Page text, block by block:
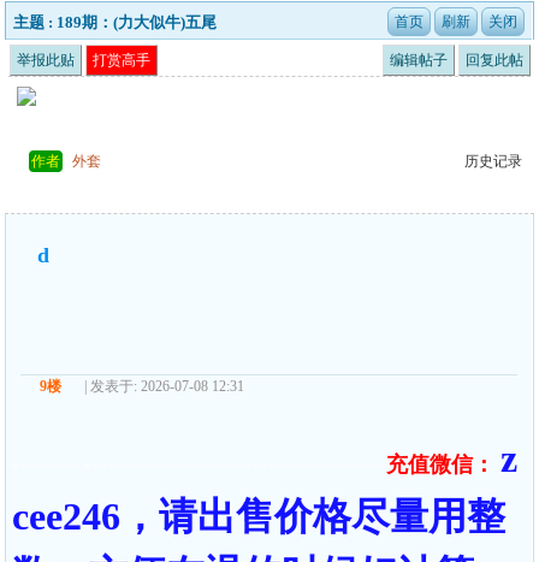
主题 : 189期：(力大似牛)五尾
举报此贴 打赏高手 编辑帖子 回复此帖
作者 外套 历史记录
d
9楼 | 发表于: 2026-07-08 12:31
充值微信：
z
cee246，请出售价格尽量用整